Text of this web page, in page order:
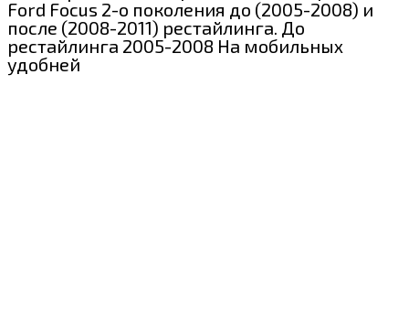
Ford Focus 2-о поколения до (2005-2008) и
после (2008-2011) рестайлинга. До
рестайлинга 2005-2008 На мобильных
удобней